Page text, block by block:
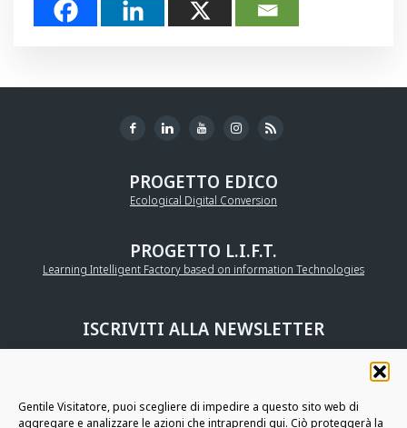
Gentile Visitatore, puoi scegliere di impedire a questo sito web di
aggregare e analizzare le azioni che intraprendi qui. Ciò proteggerà la
PROGETTO EDICO
Ecological Digital Conversion
PROGETTO L.I.F.T.
Learning Intelligent Factory based on information Technologies
ISCRIVITI ALLA NEWSLETTER